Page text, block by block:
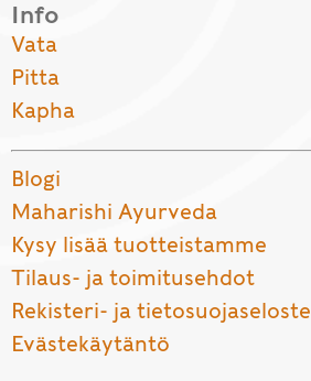
Info
Vata
Pitta
Kapha
Blogi
Maharishi Ayurveda
Kysy lisää tuotteistamme
Tilaus- ja toimitusehdot
Rekisteri- ja tietosuojaseloste
Evästekäytäntö